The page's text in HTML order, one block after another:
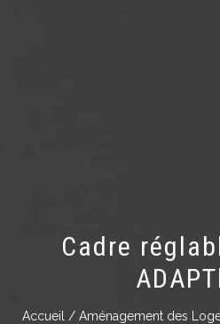
Cadre
Accueil / Aménagement des